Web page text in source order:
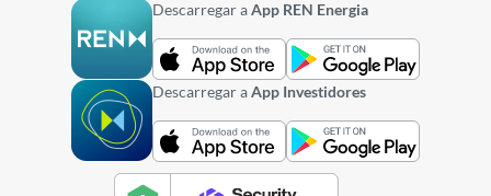
Descarregar aApp REN Energia
Descarregar aApp Investidores